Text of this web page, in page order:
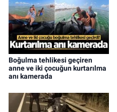
Boğulma tehlikesi geçiren
anne ve iki çocuğun kurtarılma
anı kamerada